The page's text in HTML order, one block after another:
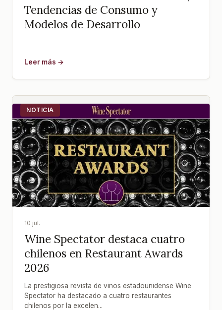
Tendencias de Consumo y
Modelos de Desarrollo
Leer más →
NOTICIA
10 jul.
Wine Spectator destaca cuatro
chilenos en Restaurant Awards
2026
La prestigiosa revista de vinos estadounidense Wine
Spectator ha destacado a cuatro restaurantes
chilenos por la excelen...